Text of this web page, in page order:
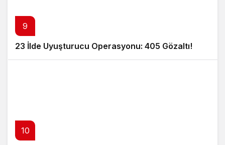
9
23 İlde Uyuşturucu Operasyonu: 405 Gözaltı!
10